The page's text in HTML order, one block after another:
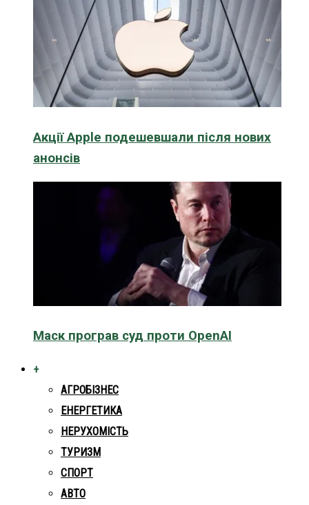
Акції Apple подешевшали після нових
анонсів
Маск програв суд проти OpenAI
+
АГРОБІЗНЕС
ЕНЕРГЕТИКА
НЕРУХОМІСТЬ
ТУРИЗМ
СПОРТ
АВТО